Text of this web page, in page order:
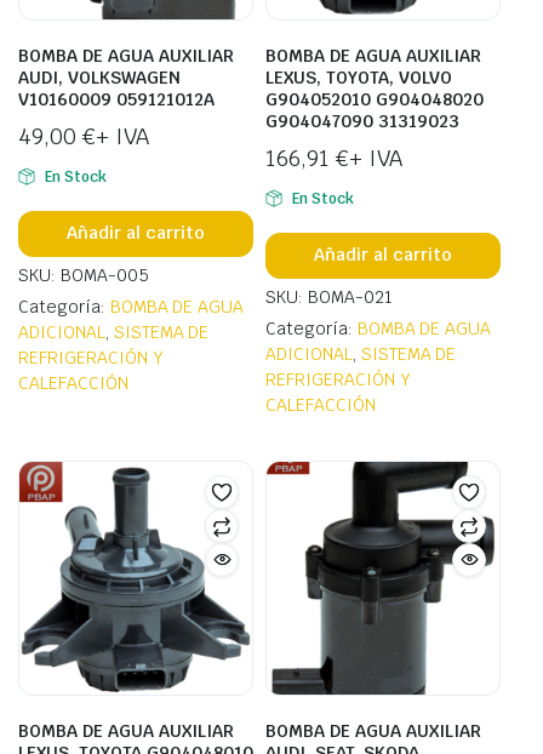
BOMBA DE AGUA AUXILIAR
AUDI, VOLKSWAGEN
V10160009 059121012A
49,00 €+ IVA
En Stock
Añadir al carrito
SKU: BOMA-005
Categoría: BOMBA DE AGUA
ADICIONAL, SISTEMA DE
REFRIGERACIÓN Y
CALEFACCIÓN
BOMBA DE AGUA AUXILIAR
LEXUS, TOYOTA, VOLVO
G904052010 G904048020
G904047090 31319023
166,91 €+ IVA
En Stock
Añadir al carrito
SKU: BOMA-021
Categoría: BOMBA DE AGUA
ADICIONAL, SISTEMA DE
REFRIGERACIÓN Y
CALEFACCIÓN
BOMBA DE AGUA AUXILIAR
BOMBA DE AGUA AUXILIAR